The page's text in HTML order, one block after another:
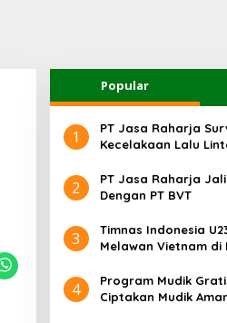
Popular
1
PT Jasa Raharja
Kecelakaan Lalu
2
PT Jasa Raharja
Dengan PT BVT
3
Timnas Indonesia
Melawan Vietnam di
4
Program Mudik
Ciptakan Mudik